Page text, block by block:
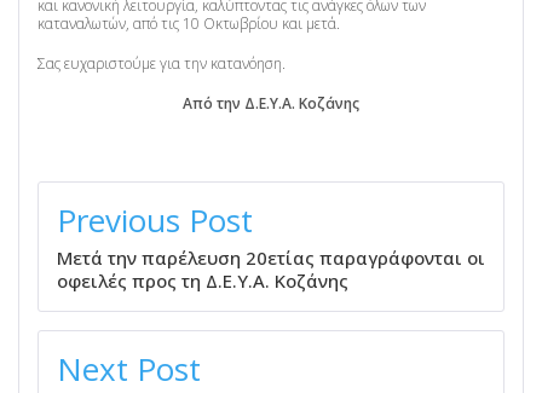
και κανονική λειτουργία, καλύπτοντας τις ανάγκες όλων των
καταναλωτών, από τις 10 Οκτωβρίου και μετά.
Σας ευχαριστούμε για την κατανόηση.
Από την Δ.Ε.Υ.Α. Κοζάνης
ΠΛΟΉΓΗΣΗ
ΆΡΘΡΩΝ
Previous Post
Μετά την παρέλευση 20ετίας παραγράφονται οι
οφειλές προς τη Δ.Ε.Υ.Α. Κοζάνης
Next Post